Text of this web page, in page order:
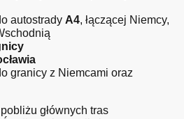
autostrady A4, łączącej Niemcy,
granicy z Niemcami oraz
głównych tras